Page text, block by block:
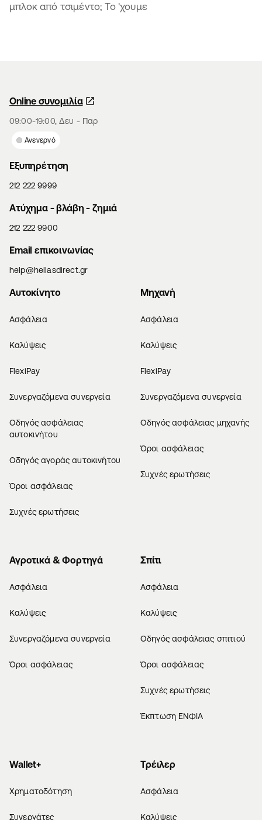
μπλοκ από τσιμέντο; Το 'χουμε
Online συνομιλία
09:00-19:00, Δευ - Παρ
Ανενεργό
Εξυπηρέτηση
212 222 9999
Aτύχημα - βλάβη - ζημιά
212 222 9900
Email επικοινωνίας
help@hellasdirect.gr
Αυτοκίνητο
Ασφάλεια
Καλύψεις
FlexiPay
Συνεργαζόμενα συνεργεία
Οδηγός ασφάλειας
αυτοκινήτου
Οδηγός αγοράς αυτοκινήτου
Όροι ασφάλειας
Συχνές ερωτήσεις
Μηχανή
Ασφάλεια
Καλύψεις
FlexiPay
Συνεργαζόμενα συνεργεία
Οδηγός ασφάλειας μηχανής
Όροι ασφάλειας
Συχνές ερωτήσεις
Αγροτικά & Φορτηγά
Ασφάλεια
Καλύψεις
Συνεργαζόμενα συνεργεία
Όροι ασφάλειας
Σπίτι
Ασφάλεια
Καλύψεις
Οδηγός ασφάλειας σπιτιού
Όροι ασφάλειας
Συχνές ερωτήσεις
Έκπτωση ΕΝΦΙΑ
Wallet+
Χρηματοδότηση
Συνεργάτες
Τρέιλερ
Ασφάλεια
Καλύψεις